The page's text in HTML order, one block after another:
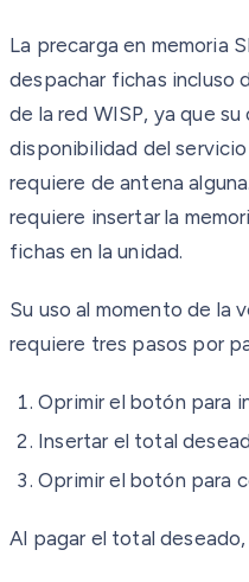
La precarga en memoria
despachar fichas incluso
de la red WISP, ya que
disponibilidad del
requiere de antena
requiere insertar la
fichas en la unidad.
Su uso al momento de la
requiere tres pasos por
Oprimir el botón para
Insertar el total
Oprimir el botón para
Al pagar el total